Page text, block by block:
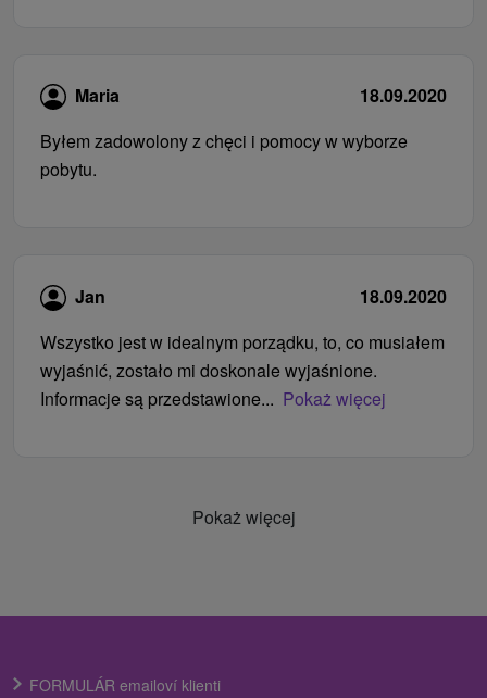
Maria
18.09.2020
Byłem zadowolony z chęci i pomocy w wyborze
pobytu.
Jan
18.09.2020
Wszystko jest w idealnym porządku, to, co musiałem
wyjaśnić, zostało mi doskonale wyjaśnione.
Informacje są przedstawione... Pokaż więcej
Pokaż więcej
FORMULÁR emailoví klienti